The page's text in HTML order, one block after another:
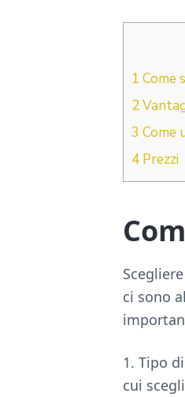
1 Come
2
3 Come
4 Prezzi
ci sono
1. Tipo
cui